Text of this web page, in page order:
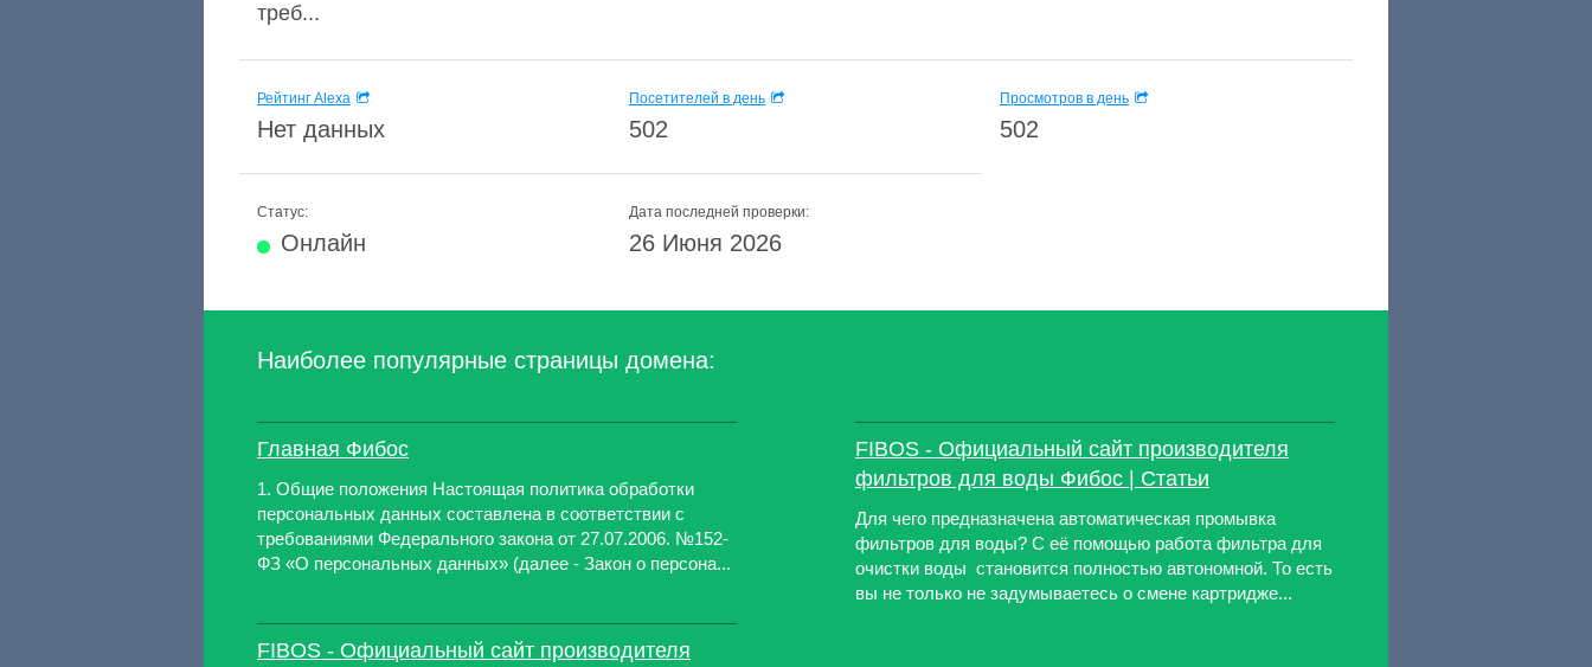
треб...
Рейтинг Alexa
Нет данных
Посетителей в день
502
Просмотров в день
502
Статус:
Онлайн
Дата последней проверки:
26 Июня 2026
Наиболее популярные страницы домена:
Главная Фибос
1. Общие положения Настоящая политика обработки
персональных данных составлена в соответствии с
требованиями Федерального закона от 27.07.2006. №152-
ФЗ «О персональных данных» (далее - Закон о персона...
FIBOS - Официальный сайт производителя
FIBOS - Официальный сайт производителя
фильтров для воды Фибос | Статьи
Для чего предназначена автоматическая промывка
фильтров для воды? С её помощью работа фильтра для
очистки воды становится полностью автономной. То есть
вы не только не задумываетесь о смене картридже...